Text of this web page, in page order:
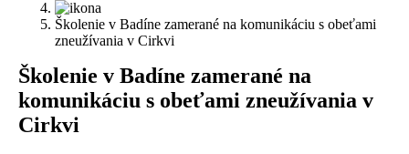
Školenie v Badíne zamerané na komunikáciu s obeťami
zneužívania v Cirkvi
Školenie v Badíne zamerané na
komunikáciu s obeťami zneužívania v
Cirkvi